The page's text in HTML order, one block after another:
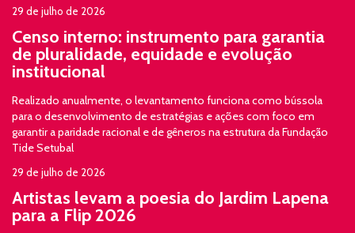
29 de julho de 2026
Censo interno: instrumento para garantia
de pluralidade, equidade e evolução
institucional
Realizado anualmente, o levantamento funciona como bússola
para o desenvolvimento de estratégias e ações com foco em
garantir a paridade racional e de gêneros na estrutura da Fundação
Tide Setubal
29 de julho de 2026
Artistas levam a poesia do Jardim Lapena
para a Flip 2026